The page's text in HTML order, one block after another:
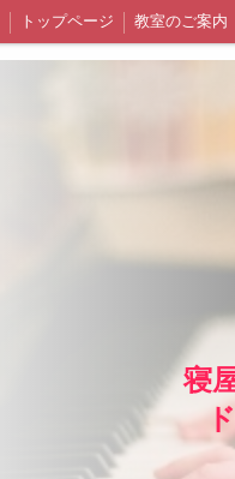
トップページ 教室のご案内
寝